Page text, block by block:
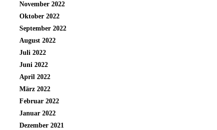
November 2022
Oktober 2022
September 2022
August 2022
Juli 2022
Juni 2022
April 2022
März 2022
Februar 2022
Januar 2022
Dezember 2021